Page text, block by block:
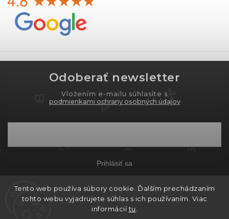
Tento web používa súbory cookie. Ďalším prechádzaním
tohto webu vyjadrujete súhlas s ich používaním. Viac
informáciítu
Odoberať newsletter
Vložením e-mailu súhlasíte s
podmienkami ochrany osobných údajov
Prihlásiť sa
Copyright 2026PROXIMA.store